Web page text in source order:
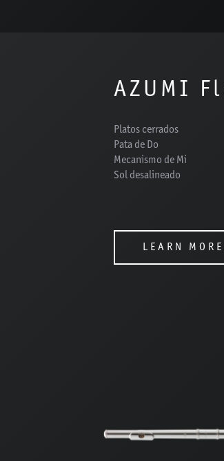
AZUMI
Platos cerrados
Pata de Do
Mecanismo de Mi
Sol desalineado
LEARN MORE